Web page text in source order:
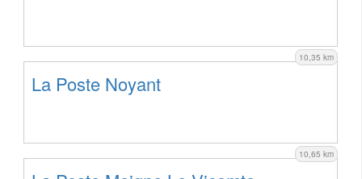
10,35 km
La Poste Noyant
10,65 km